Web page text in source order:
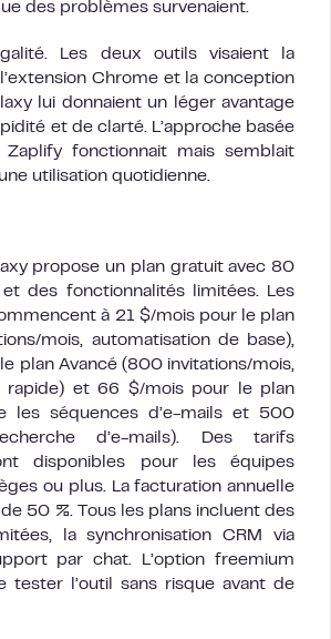
des problèmes survenaient.
Les deux outils visaient la
Chrome et la conception
lui donnaient un léger avantage
et de clarté. L’approche basée
fonctionnait mais semblait
utilisation quotidienne.
propose un plan gratuit avec 80
et des fonctionnalités limitées. Les
à 21 $/mois pour le plan
mois, automatisation de base),
plan Avancé (800 invitations/mois,
rapide) et 66 $/mois pour le plan
les séquences d’e-mails et 500
d’e-mails). Des tarifs
disponibles pour les équipes
ou plus. La facturation annuelle
50 %. Tous les plans incluent des
la synchronisation CRM via
par chat. L’option freemium
tester l’outil sans risque avant de